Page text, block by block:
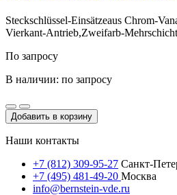
Steckschlüssel-Einsätzeaus Chrom-
Vierkant-Antrieb,Zweifarb-
По запросу
В наличии: по запросу
Добавить в корзину
Наши контакты
+7 (812) 309-95-27 Санкт-
+7 (495) 481-49-20 Москва
info@bernstein-vde.ru